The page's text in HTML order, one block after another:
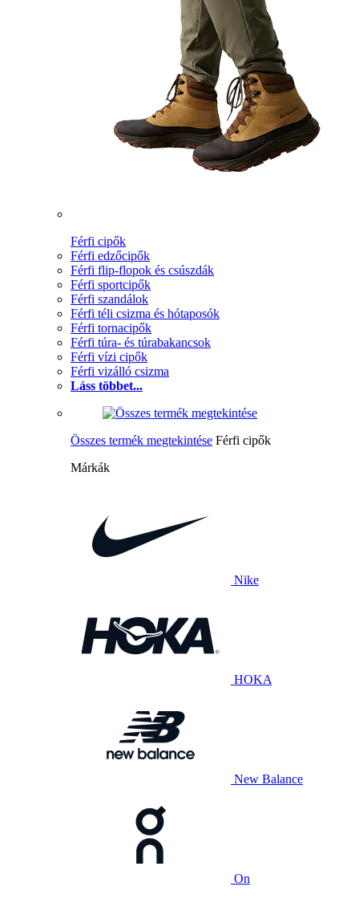
Férfi cipők
Férfi edzőcipők
Férfi flip-flopok és csúszdák
Férfi sportcipők
Férfi szandálok
Férfi téli csizma és hótaposók
Férfi tornacipők
Férfi túra- és túrabakancsok
Férfi vízi cipők
Férfi vizálló csizma
Láss többet...
Összes termék megtekintése Férfi cipők
Márkák
Nike
HOKA
New Balance
On